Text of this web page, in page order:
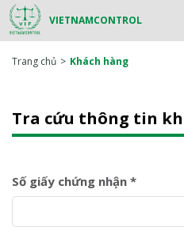
VIETNAMCONTROL
Trang chủ Khách hàng
Tra cứu thông tin
Số giấy chứng nhận *